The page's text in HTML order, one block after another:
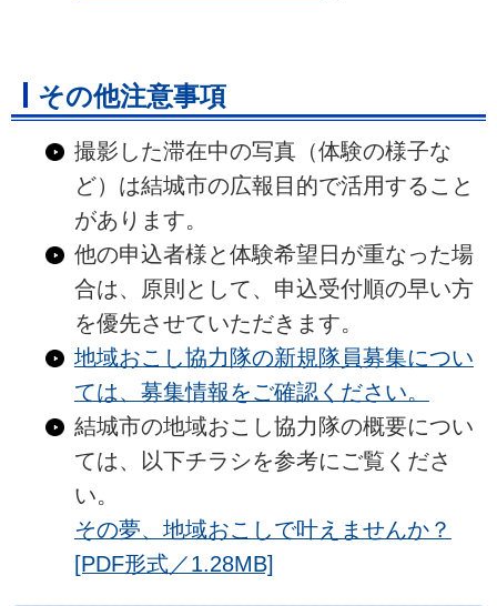
その他注意事項
撮影した滞在中の写真（体験の様子な
ど）は結城市の広報目的で活用すること
があります。
他の申込者様と体験希望日が重なった場
合は、原則として、申込受付順の早い方
を優先させていただきます。
地域おこし協力隊の新規隊員募集につい
ては、募集情報をご確認ください。
結城市の地域おこし協力隊の概要につい
ては、以下チラシを参考にご覧くださ
い。
その夢、地域おこしで叶えませんか？
[PDF形式／1.28MB]